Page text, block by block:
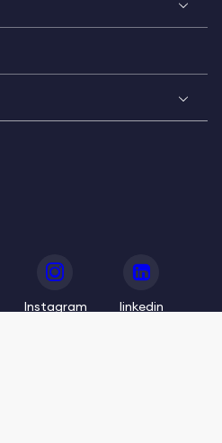
Instagram linkedin